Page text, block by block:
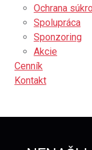
Ochrana
Spolupráca
Sponzoring
Akcie
Cenník
Kontakt